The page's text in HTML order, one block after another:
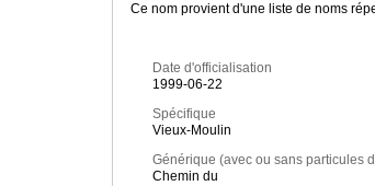
Ce nom provient d'une liste de noms
Date d'officialisation
1999-06-22
Spécifique
Vieux-Moulin
Générique (avec ou sans particules
Chemin du